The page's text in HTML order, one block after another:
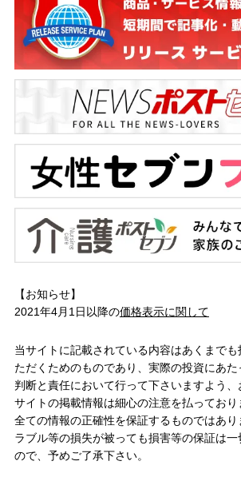
【お知らせ】
2021年4月1日以降の価格表示に関して
当サイトに記載されている内容はあくまで
ただくためのものであり、実際の投資にあ
判断と責任において行って下さいますよう
サイトの掲載情報は細心の注意を払ってお
全ての情報の正確性を保証するものではあり
ラブル等の損失が被っても損害等の保証は
ので、予めご了承下さい。